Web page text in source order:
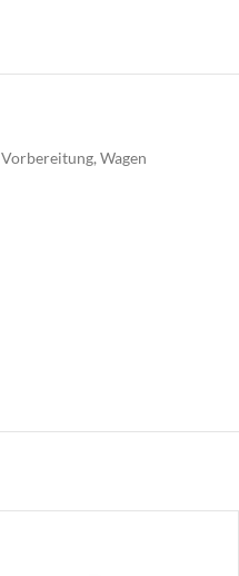
Vorbereitung, Wagen